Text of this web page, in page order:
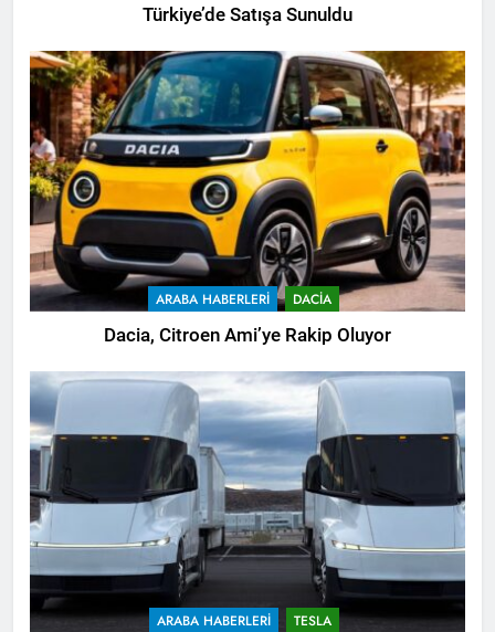
Türkiye’de Satışa Sunuldu
ARABA HABERLERI DACIA
Dacia, Citroen Ami’ye Rakip Oluyor
ARABA HABERLERI TESLA